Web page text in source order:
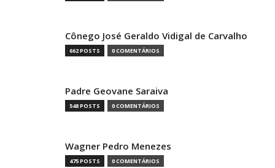
Cônego José Geraldo Vidigal de Carvalho
662 POSTS 0 COMENTÁRIOS
Padre Geovane Saraiva
548 POSTS 0 COMENTÁRIOS
Wagner Pedro Menezes
475 POSTS 0 COMENTÁRIOS